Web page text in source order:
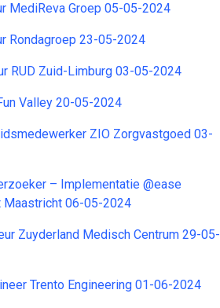
MediReva Groep 05-05-2024
Rondagroep 23-05-2024
RUD Zuid-Limburg 03-05-2024
Valley 20-05-2024
ZIO Zorgvastgoed 03-
– Implementatie @ease
Maastricht 06-05-2024
Zuyderland Medisch Centrum 29-05-
Trento Engineering 01-06-2024